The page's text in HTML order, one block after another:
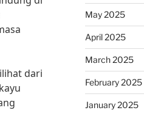
dari
May 2025
April 2025
March 2025
February 2025
January 2025